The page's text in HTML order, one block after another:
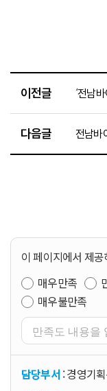
이전글 ‘전남
다음글
이 페이지에서 제
매우만족
매우불만족
담당부서: 경영기